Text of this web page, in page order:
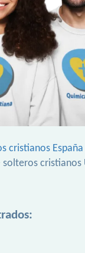
cristianos España
solteros cristianos